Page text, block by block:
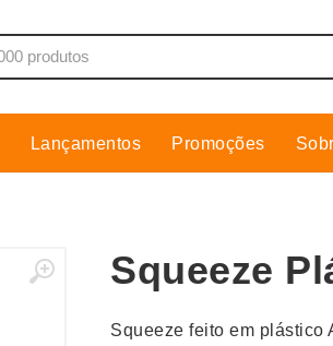
Cooler
Copos
Cozinha
Lançamentos Promoções
Squeeze
Squeeze feito em plástico